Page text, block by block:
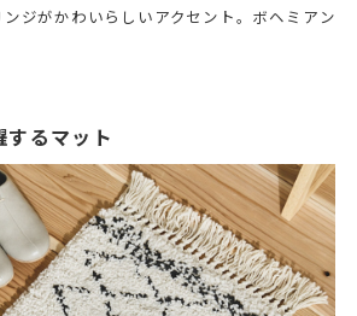
ジがかわいらしいアクセント。ボヘミアン
るマット